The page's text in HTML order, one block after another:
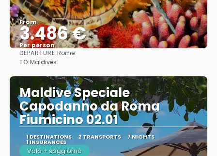
From
3.486 €
Per person
DEPARTURE:Rome
TO:Maldives
Maldive Speciale
Capodanno da Roma
Fiumicino 02.01
1 DESTINATIONS 2 TRANSPORTS 7 NIGHTS
1 INSURANCES
Volo + soggiorno